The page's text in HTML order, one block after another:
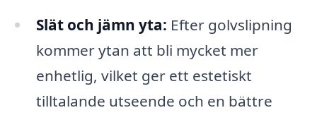
Slät och jämn yta: Efter golvslipning
kommer ytan att bli mycket mer
enhetlig, vilket ger ett estetiskt
tilltalande utseende och en bättre